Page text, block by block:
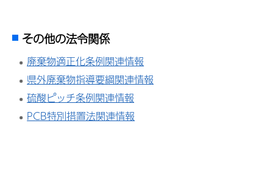
その他の法令関係
廃棄物適正化条例関連情報
県外廃棄物指導要綱関連情報
硫酸ピッチ条例関連情報
PCB特別措置法関連情報